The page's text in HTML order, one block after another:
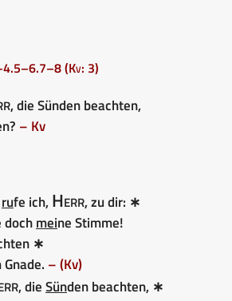
(Kv: 3)
, die Sünden beachten,
– Kv
rufe ich, Herr, zu dir: ∗
dochmeine Stimme!
∗
– (Kv)
, dieSünden beachten, ∗